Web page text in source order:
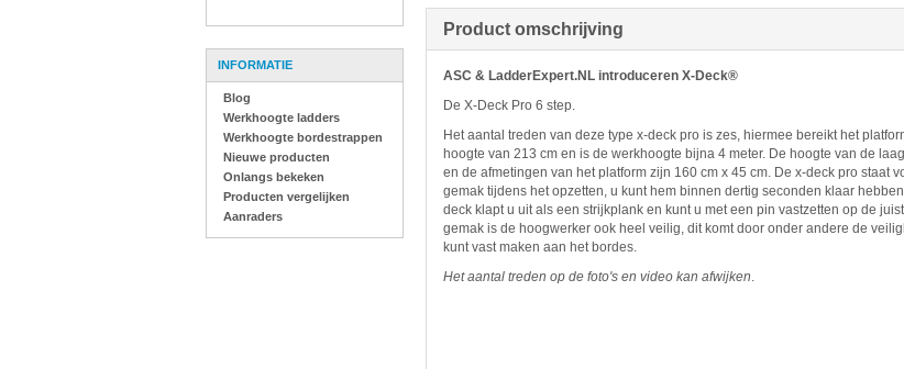
INFORMATIE
Blog
Werkhoogte ladders
Werkhoogte bordestrappen
Nieuwe producten
Onlangs bekeken
Producten vergelijken
Aanraders
Product omschrijving
ASC & LadderExpert.NL introduceren X-Deck®
De X-Deck Pro 6 step.
Het aantal treden van deze type x-deck pro is zes, hiermee bereikt het
hoogte van 213 cm en is de werkhoogte bijna 4 meter. De hoogte van de
en de afmetingen van het platform zijn 160 cm x 45 cm. De x-deck pro staat
gemak tijdens het opzetten, u kunt hem binnen dertig seconden klaar
deck klapt u uit als een strijkplank en kunt u met een pin vastzetten op de
gemak is de hoogwerker ook heel veilig, dit komt door onder andere de
kunt vast maken aan het bordes.
Het aantal treden op de foto's en video kan afwijken.